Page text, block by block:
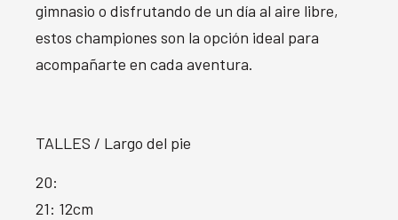
gimnasio o disfrutando de un día al aire libre,
estos championes son la opción ideal para
acompañarte en cada aventura.
TALLES / Largo del pie
20:
21: 12cm